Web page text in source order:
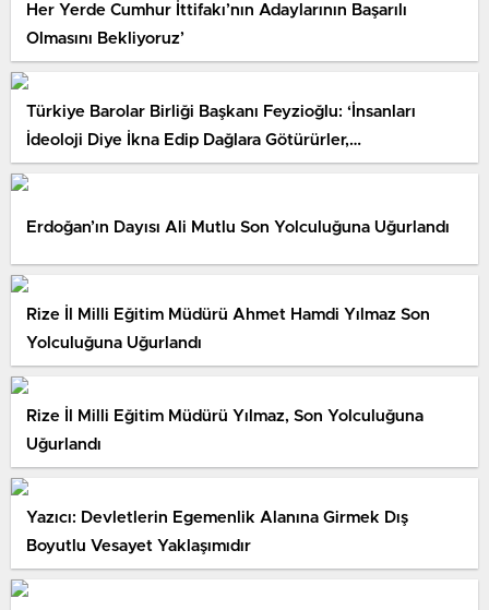
Her Yerde Cumhur İttifakı’nın Adaylarının Başarılı
Olmasını Bekliyoruz’
Türkiye Barolar Birliği Başkanı Feyzioğlu: ‘İnsanları
İdeoloji Diye İkna Edip Dağlara Götürürler,…
Erdoğan’ın Dayısı Ali Mutlu Son Yolculuğuna Uğurlandı
Rize İl Milli Eğitim Müdürü Ahmet Hamdi Yılmaz Son
Yolculuğuna Uğurlandı
Rize İl Milli Eğitim Müdürü Yılmaz, Son Yolculuğuna
Uğurlandı
Yazıcı: Devletlerin Egemenlik Alanına Girmek Dış
Boyutlu Vesayet Yaklaşımıdır